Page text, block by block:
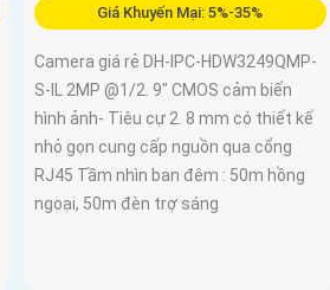
Giá Khuyến Mại: 5%-35%
Camera giá rẻ DH-IPC-HDW3249QMP-
S-IL 2MP @1/2. 9" CMOS cảm biến
hình ảnh- Tiêu cự 2. 8 mm có thiết kế
nhỏ gọn cung cấp nguồn qua cổng
RJ45 Tầm nhìn ban đêm : 50m hồng
ngoại, 50m đèn trợ sáng